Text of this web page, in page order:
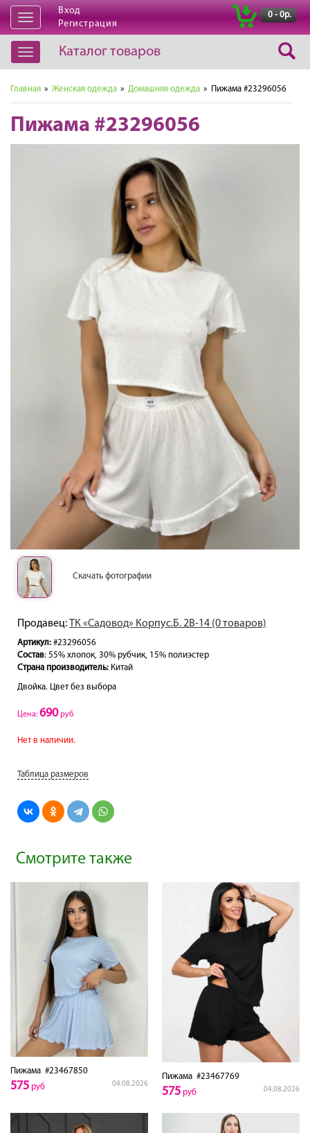
Открыть
навигацию
Вход
Регистрация
0 - 0р.
Открыть
навигацию
Каталог товаров
Главная » Женская одежда » Домашняя одежда » Пижама #23296056
Пижама #23296056
Скачать фотографии
Продавец:ТК «Садовод» Корпус.Б. 2В-14 (0 товаров)
Артикул: #23296056
Состав: 55% хлопок, 30% рубчик, 15% полиэстер
Страна производитель: Китай
Двойка. Цвет без выбора
Цена: 690руб
Нет в наличии.
Таблица размеров
Смотрите также
Пижама #23467850
04.08.2026
575 руб
Пижама #23467769
04.08.2026
575 руб